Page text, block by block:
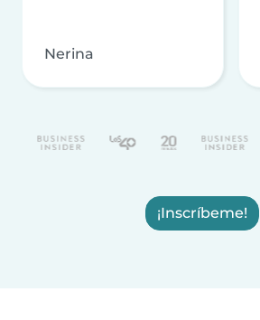
Nerina
¡Inscríbeme!